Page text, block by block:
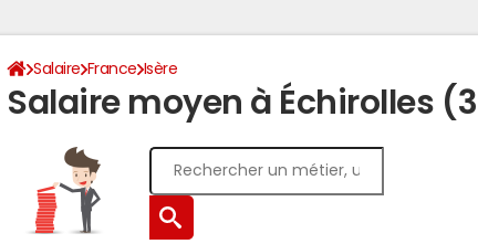
Salaire France Isère
Salaire moyen à Échirolles